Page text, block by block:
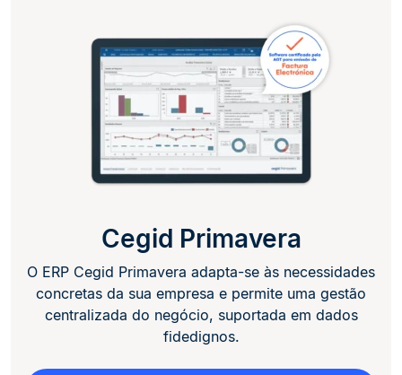
Cegid Primavera
O ERP Cegid Primavera adapta-se às necessidades
concretas da sua empresa e permite uma gestão
centralizada do negócio, suportada em dados
fidedignos.